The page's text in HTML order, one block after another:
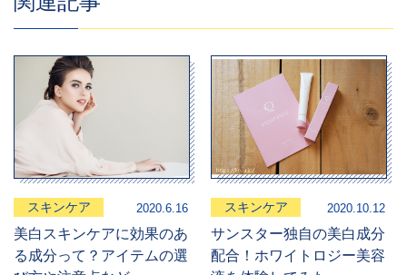
スキンケア 2020.6.16
美白スキンケアに効果のあ
る成分って？アイテムの選
スキンケア 2020.10.12
サンスター独自の美白成分
配合！ホワイトロジー美容